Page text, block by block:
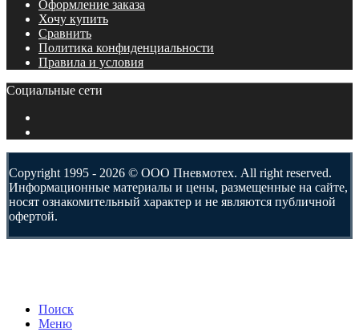
Оформление заказа
Хочу купить
Сравнить
Политика конфиденциальности
Правила и условия
Социальные сети
Copyright 1995 - 2026 © ООО Пневмотех. All right reserved.
Информационные материалы и цены, размещенные на сайте,
носят ознакомительный характер и не являются публичной
офертой.
Поиск
Меню